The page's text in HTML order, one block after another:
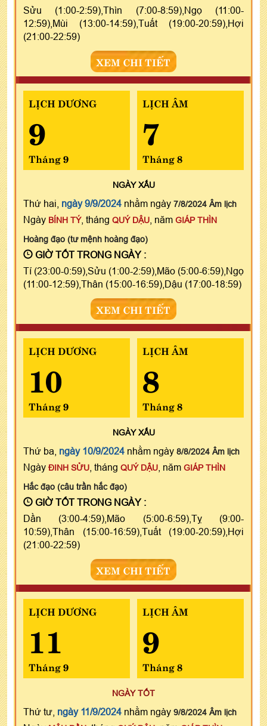
Sửu (1:00-2:59),Thìn (7:00-8:59),Ngọ (11:00-
12:59),Mùi (13:00-14:59),Tuất (19:00-20:59),Hợi
(21:00-22:59)
XEM CHI TIẾT
LỊCH DƯƠNG
9
Tháng 9
LỊCH ÂM
7
Tháng 8
NGÀYXẤU
Thứ hai, ngày 9/9/2024 nhằm ngày 7/8/2024 Âm lịch
Ngày BÍNH TÝ, tháng QUÝ DẬU , năm GIÁP THÌN
Hoàng đạo (tư mệnh hoàng đạo)
GIỜ TỐT TRONG NGÀY :
Tí (23:00-0:59),Sửu (1:00-2:59),Mão (5:00-6:59),Ngọ
(11:00-12:59),Thân (15:00-16:59),Dậu (17:00-18:59)
XEM CHI TIẾT
LỊCH DƯƠNG
10
Tháng 9
LỊCH ÂM
8
Tháng 8
NGÀYXẤU
Thứ ba, ngày 10/9/2024 nhằm ngày 8/8/2024 Âm lịch
Ngày ĐINH SỬU , tháng QUÝ DẬU , năm GIÁP THÌN
Hắc đạo (câu trần hắc đạo)
GIỜ TỐT TRONG NGÀY :
Dần (3:00-4:59),Mão (5:00-6:59),Tỵ (9:00-
10:59),Thân (15:00-16:59),Tuất (19:00-20:59),Hợi
(21:00-22:59)
XEM CHI TIẾT
LỊCH DƯƠNG
11
Tháng 9
LỊCH ÂM
9
Tháng 8
NGÀY TỐT
Thứ tư, ngày 11/9/2024 nhằm ngày 9/8/2024 Âm lịch